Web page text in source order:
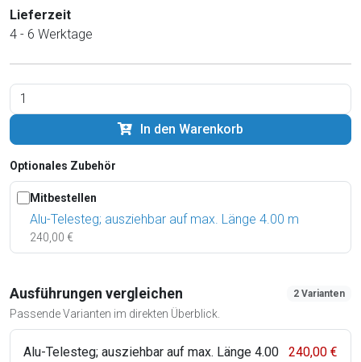
Lieferzeit
4 - 6 Werktage
In den Warenkorb
Optionales Zubehör
Mitbestellen
Alu-Telesteg; ausziehbar auf max. Länge 4.00 m
240,00 €
Ausführungen vergleichen
Passende Varianten im direkten Überblick.
2 Varianten
Alu-Telesteg; ausziehbar auf max. Länge 4.00
240,00 €